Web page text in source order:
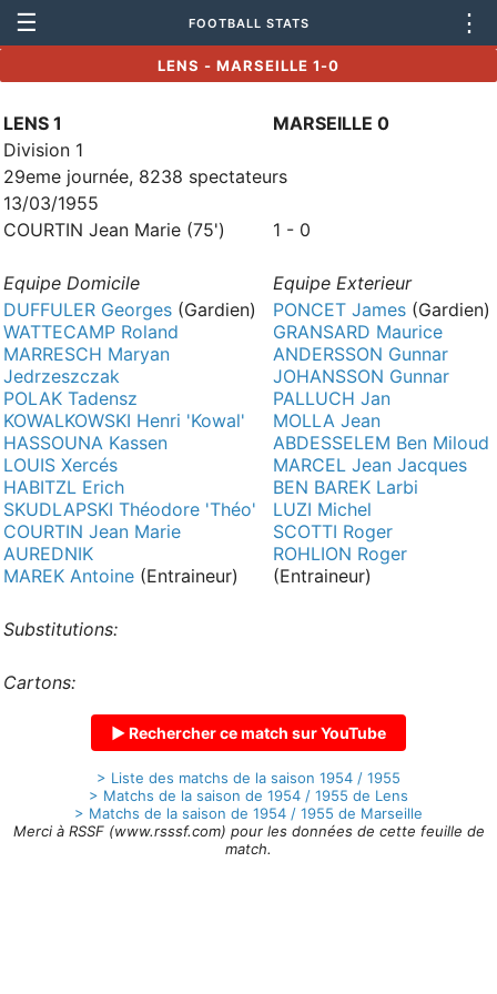
☰ FOOTBALL STATS ⋮
LENS - MARSEILLE 1-0
LENS 1
MARSEILLE 0
Division 1
29eme journée, 8238 spectateurs
13/03/1955
COURTIN Jean Marie (75')
1 - 0
Equipe Domicile
Equipe Exterieur
DUFFULER Georges (Gardien)
WATTECAMP Roland
MARRESCH Maryan
Jedrzeszczak
POLAK Tadensz
KOWALKOWSKI Henri 'Kowal'
HASSOUNA Kassen
LOUIS Xercés
HABITZL Erich
SKUDLAPSKI Théodore 'Théo'
COURTIN Jean Marie
AUREDNIK
MAREK Antoine (Entraineur)
PONCET James (Gardien)
GRANSARD Maurice
ANDERSSON Gunnar
JOHANSSON Gunnar
PALLUCH Jan
MOLLA Jean
ABDESSELEM Ben Miloud
MARCEL Jean Jacques
BEN BAREK Larbi
LUZI Michel
SCOTTI Roger
ROHLION Roger
(Entraineur)
Substitutions:
Cartons:
▶ Rechercher ce match sur YouTube
> Liste des matchs de la saison 1954 / 1955
> Matchs de la saison de 1954 / 1955 de Lens
> Matchs de la saison de 1954 / 1955 de Marseille
Merci à RSSF (www.rsssf.com) pour les données de cette feuille de
match.